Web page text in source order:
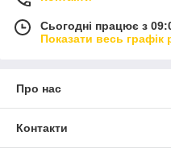
Сьогодні працює з
Показати весь графік
Про нас
Контакти